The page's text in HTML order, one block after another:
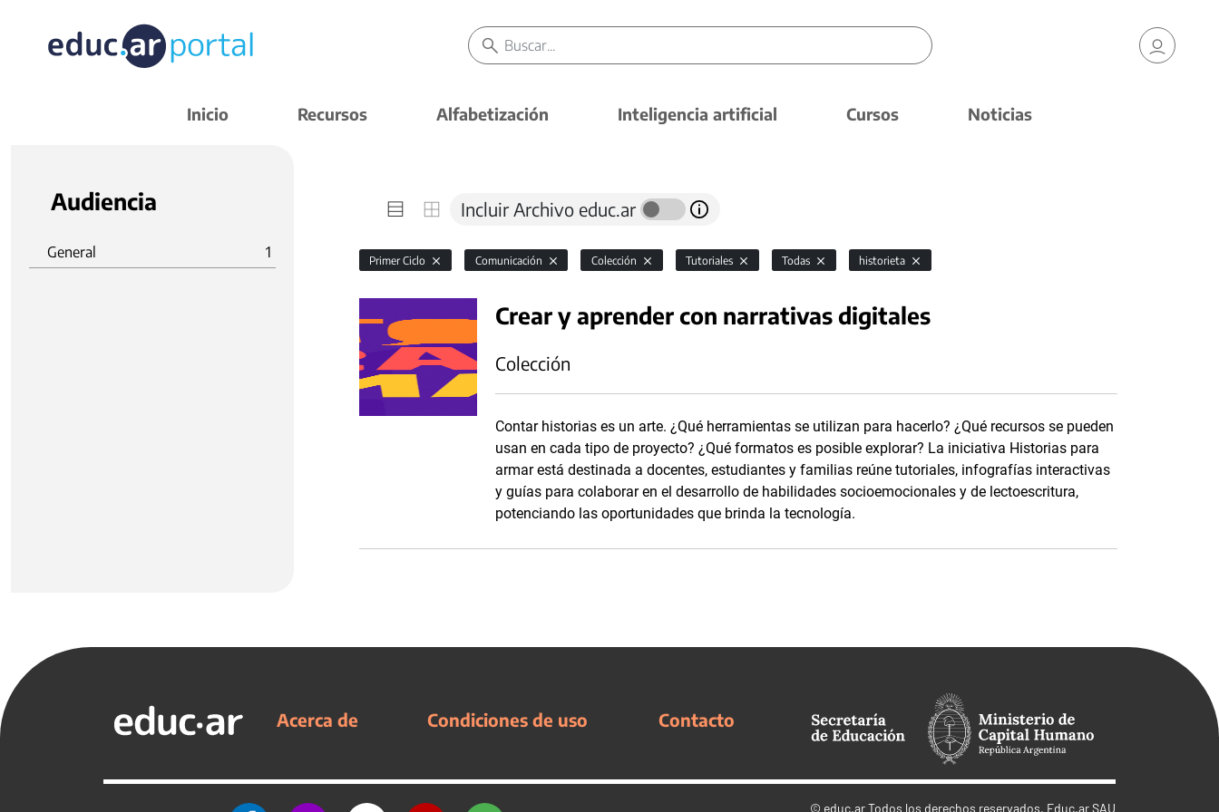
Inicio Recursos Alfabetización Inteligencia artificial Cursos Noticias
Audiencia
General 1
Incluir Archivo educ.ar
Primer Ciclo Comunicación Colección Tutoriales Todas historieta
Crear y aprender con narrativas digitales
Colección
Contar historias es un arte. ¿Qué herramientas se utilizan para hacerlo? ¿Qué recursos se pueden
usan en cada tipo de proyecto? ¿Qué formatos es posible explorar? La iniciativa Historias para
armar está destinada a docentes, estudiantes y familias reúne tutoriales, infografías interactivas
y guías para colaborar en el desarrollo de habilidades socioemocionales y de lectoescritura,
potenciando las oportunidades que brinda la tecnología.
Acerca de Condiciones de uso Contacto
© educ.arTodos los derechos reservados. Educ.ar SAU